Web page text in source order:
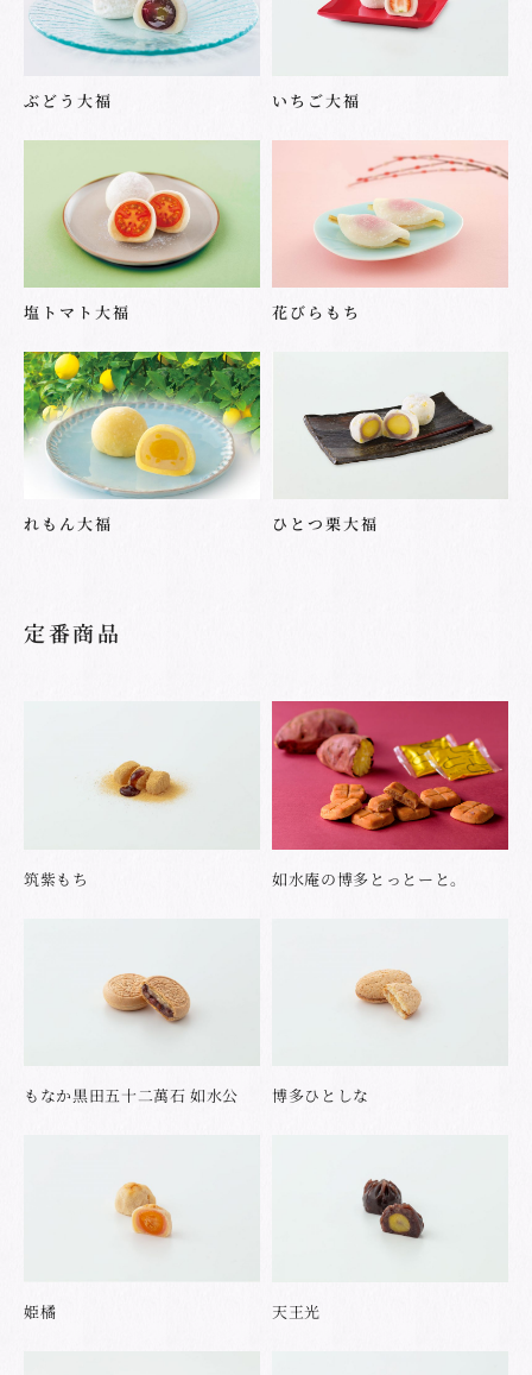
ぶどう大福 いちご大福
塩トマト大福 花びらもち
れもん大福 ひとつ栗大福
定番商品
筑紫もち 如水庵の博多とっとーと。
もなか黒田五十二萬石 如水公 博多ひとしな
姫橘 天王光